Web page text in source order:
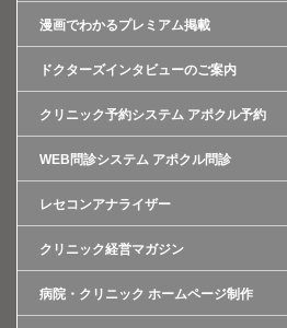
漫画でわかるプレミアム掲載
ドクターズインタビューのご案内
クリニック予約システム アポクル予約
WEB問診システム アポクル問診
レセコンアナライザー
クリニック経営マガジン
病院・クリニック ホームページ制作